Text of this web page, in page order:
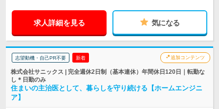
求人詳細を見る 気になる
志望動機・自己PR不要 新着 追加コンテンツ
株式会社サニックス | 完全週休2日制（基本連休）年間休日120日｜転勤な
し＊日勤のみ
住まいの主治医として、暮らしを守り続ける【ホームエンジニ
ア】